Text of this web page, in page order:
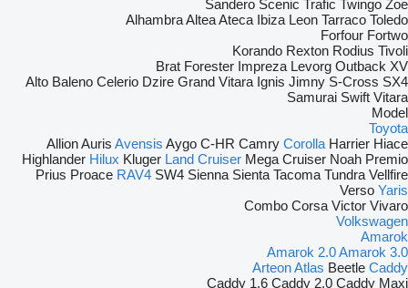
Sandero Scenic Trafic Twingo Zoe
AlhambraAlteaAteca Ibiza Leon Tarraco Toledo
Forfour Fortwo
Korando Rexton Rodius Tivoli
Brat Forester Impreza Levorg Outback XV
Alto Baleno Celerio Dzire Grand Vitara Ignis Jimny S-Cross SX4
Samurai Swift Vitara
Model
Toyota
AllionAuris Avensis Aygo C-HR Camry Corolla Harrier Hiace
Highlander Hilux Kluger Land Cruiser Mega Cruiser Noah Premio
Prius Proace RAV4 SW4 Sienna Sienta Tacoma Tundra Vellfire
Verso Yaris
Combo Corsa Victor Vivaro
Volkswagen
Amarok
Amarok 2.0Amarok 3.0
ArteonAtlas Beetle Caddy
Caddy 1.6 Caddy 2.0 Caddy Maxi